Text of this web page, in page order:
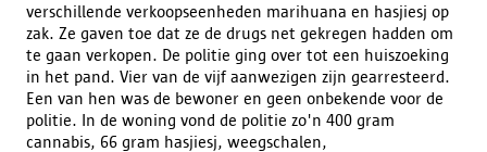
verschillende verkoopseenheden marihuana en hasjiesj op
zak. Ze gaven toe dat ze de drugs net gekregen hadden om
te gaan verkopen. De politie ging over tot een huiszoeking
in het pand. Vier van de vijf aanwezigen zijn gearresteerd.
Een van hen was de bewoner en geen onbekende voor de
politie. In de woning vond de politie zo'n 400 gram
cannabis, 66 gram hasjiesj, weegschalen,